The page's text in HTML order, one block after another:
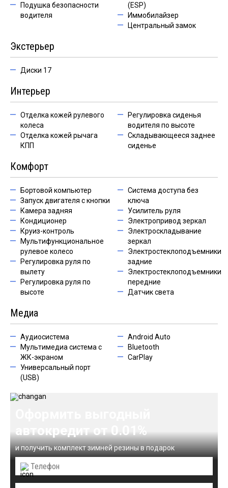
Подушка безопасности
водителя
(ESP)
Иммобилайзер
Центральный замок
Экстерьер
Диски 17
Интерьер
Отделка кожей рулевого
колеса
Отделка кожей рычага
КПП
Регулировка сиденья
водителя по высоте
Складывающееся заднее
сиденье
Комфорт
Бортовой компьютер
Запуск двигателя с кнопки
Камера задняя
Кондиционер
Круиз-контроль
Мультифункциональное
рулевое колесо
Регулировка руля по
вылету
Регулировка руля по
высоте
Система доступа без
ключа
Усилитель руля
Электропривод зеркал
Электроскладывание
зеркал
Электростеклоподъемники
задние
Электростеклоподъемники
передние
Датчик света
Медиа
Аудиосистема
Мультимедиа система с
ЖК-экраном
Универсальный порт
(USB)
Android Auto
Bluetooth
CarPlay
автокредит от 0.01%
и получить комплект зимней резины в подарок